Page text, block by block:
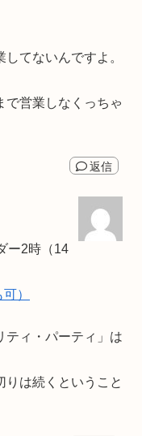
てないんですよ。
で営業しなくっちゃ
返信
ー2時（14
）
ティ・パーティ」は
りは続くということ